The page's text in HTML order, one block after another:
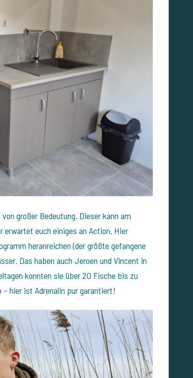
großer Bedeutung. Dieser kann am
euch einiges an Action. Hier
heranreichen (der größte gefangene
Das haben auch Jeroen und Vincent in
konnten sie über 20 Fische bis zu
– hier ist Adrenalin pur garantiert!